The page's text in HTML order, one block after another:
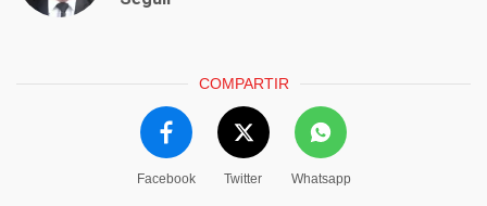
COMPARTIR
Facebook Twitter Whatsapp